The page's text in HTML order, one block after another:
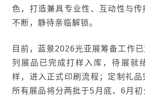
色，打造兼具专业性、互动性与
不断，静待亲临解锁。
目前，蓝景2026光亚展筹备工作
列展品已完成打样入库，待展就
样，进入正式印刷流程；定制礼
所有展品将分两批于5月底、6月